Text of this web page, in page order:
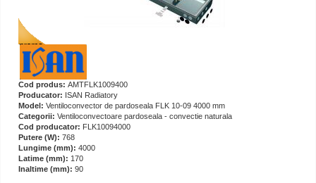
Cod produs: AMTFLK1009400
Producator: ISAN Radiatory
Model: Ventiloconvector de pardoseala FLK 10-09 4000 mm
Categorii: Ventiloconvectoare pardoseala - convectie naturala
Cod producator: FLK10094000
Putere (W): 768
Lungime (mm): 4000
Latime (mm): 170
Inaltime (mm): 90